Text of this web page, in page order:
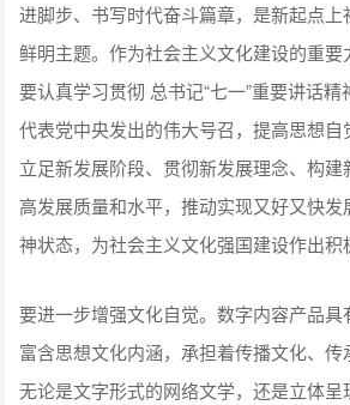
进脚步、书写时代奋斗篇章，是新起点
鲜明主题。作为社会主义文化建设的重
要认真学习贯彻 总书记“七一”重要讲话
代表党中央发出的伟大号召，提高思想自
立足新发展阶段、贯彻新发展理念、构
高发展质量和水平，推动实现又好又快
神状态，为社会主义文化强国建设作出积
要进一步增强文化自觉。数字内容产品具
富含思想文化内涵，承担着传播文化、传
无论是文字形式的网络文学，还是立体